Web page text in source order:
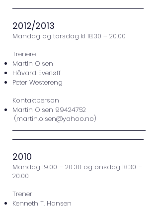
2012/2013
Mandag og torsdag kl 18.30 – 20.00
Trenere
Martin Olsen
Håvard Everløff
Peter Westereng
Kontaktperson
Martin Olsen 99424752
(martin.olsen@yahoo.no)
2010
Mandag 19.00 – 20.30 og onsdag 18.30 –
20.00
Trener
Kenneth T. Hansen